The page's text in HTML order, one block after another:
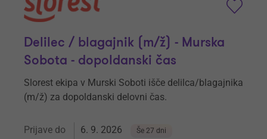
Delilec / blagajnik (m/ž) - Murska
Sobota - dopoldanski čas
Slorest ekipa v Murski Soboti išče delilca/blagajnika
(m/ž) za dopoldanski delovni čas.
Prijave do 6. 9. 2026 Še 27 dni